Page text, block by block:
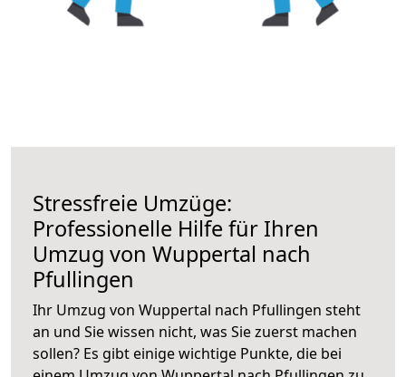
Stressfreie Umzüge:
Professionelle Hilfe für Ihren
Umzug von Wuppertal nach
Pfullingen
Ihr Umzug von Wuppertal nach Pfullingen steht
an und Sie wissen nicht, was Sie zuerst machen
sollen? Es gibt einige wichtige Punkte, die bei